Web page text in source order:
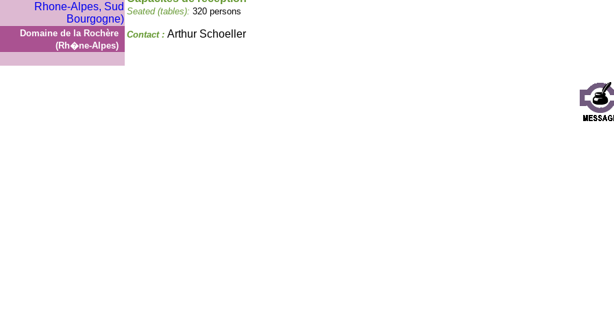
Domaine de la Rochère
(Rh�ne-Alpes)
Seated (tables): 320 persons
Contact : Arthur Schoeller